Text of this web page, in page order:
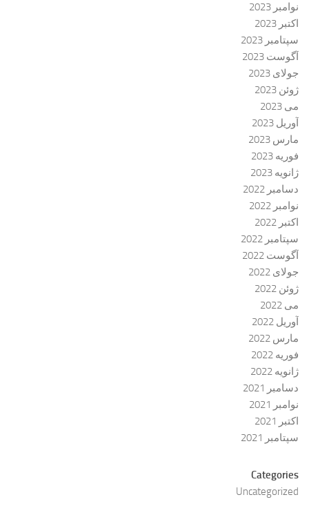
نوامبر 2023
اکتبر 2023
سپتامبر 2023
آگوست 2023
جولای 2023
ژوئن 2023
می 2023
آوریل 2023
مارس 2023
فوریه 2023
ژانویه 2023
دسامبر 2022
نوامبر 2022
اکتبر 2022
سپتامبر 2022
آگوست 2022
جولای 2022
ژوئن 2022
می 2022
آوریل 2022
مارس 2022
فوریه 2022
ژانویه 2022
دسامبر 2021
نوامبر 2021
اکتبر 2021
سپتامبر 2021
Categories
Uncategorized